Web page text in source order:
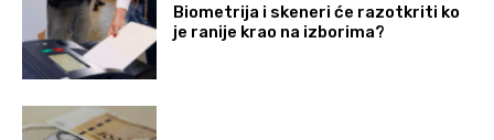
Biometrija i skeneri će razotkriti ko
je ranije krao na izborima?